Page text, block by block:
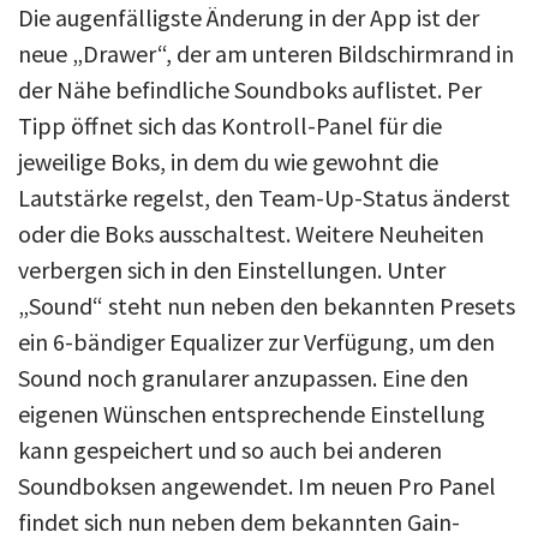
Die augenfälligste Änderung in der App ist der
neue „Drawer“, der am unteren Bildschirmrand in
der Nähe befindliche Soundboks auflistet. Per
Tipp öffnet sich das Kontroll-Panel für die
jeweilige Boks, in dem du wie gewohnt die
Lautstärke regelst, den Team-Up-Status änderst
oder die Boks ausschaltest. Weitere Neuheiten
verbergen sich in den Einstellungen. Unter
„Sound“ steht nun neben den bekannten Presets
ein 6-bändiger Equalizer zur Verfügung, um den
Sound noch granularer anzupassen. Eine den
eigenen Wünschen entsprechende Einstellung
kann gespeichert und so auch bei anderen
Soundboksen angewendet. Im neuen Pro Panel
findet sich nun neben dem bekannten Gain-